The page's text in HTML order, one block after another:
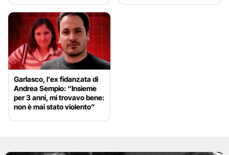
Garlasco, l’ex fidanzata di
Andrea Sempio: “Insieme
per 3 anni, mi trovavo bene:
non è mai stato violento”